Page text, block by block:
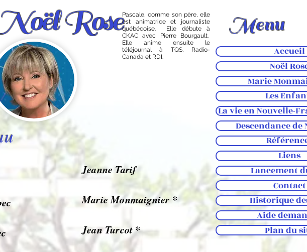
RosePascale, comme son père, elle
est animatrice et journaliste
québécoise. Elle débute à
CKAC avec Pierre Bourgault.
Elle anime ensuite le
téléjournal à TQS, Radio-
Canada et RDI.
Jeanne Tarif
Marie Monmaignier *
Jean Turcot *
Menu
Accueil
Noël
Marie
Les
La vie en Nouvelle-
Descendance de
Liens
Lancement
Contact
Historique
Aide
Plan du